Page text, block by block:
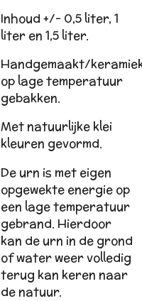
Inhoud +/- 0,5 liter, 1
liter en 1,5 liter.
Handgemaakt/
op lage temperatuur
gebakken.
Met natuurlijke klei
kleuren gevormd.
De urn is met eigen
opgewekte energie op
een lage temperatuur
gebrand. Hierdoor
kan de urn in de grond
of water weer volledig
terug kan keren naar
de natuur.